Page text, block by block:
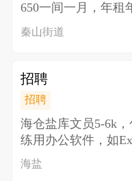
650一间一月，年租
带厨房，对面文
秦山街道
招聘
招聘
海仓盐库文员5-6k，
练用办公软件，如
海盐